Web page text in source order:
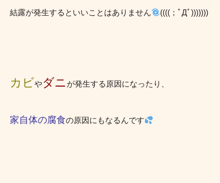
結露が発生するといいことはありません ((((；ﾟДﾟ)))))))
カビやダニ が発生する原因になったり、
家自体の腐食の原因にもなるんです